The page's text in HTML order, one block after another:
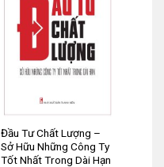
Đầu Tư Chất Lượng –
Sở Hữu Những Công Ty
Tốt Nhất Trong Dài Hạn